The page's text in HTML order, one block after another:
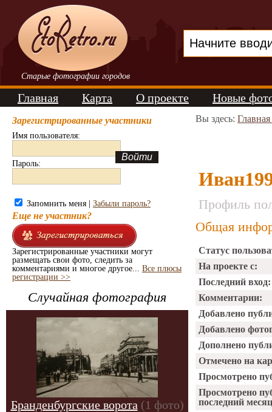
Старые фотографии городов
Главная Карта О проекте Новые
Зарегистрированные участники
Имя пользователя:
Пароль:
Запомнить меня | Забыли пароль?
Еще не участник?
Зарегистрированные участники могут
размещать свои фото, следить за
комментариями и многое другое... Все плюсы
регистрации >>
Случайная фотография
Бранденбургские ворота (1 фото)
Вы здесь:
Профиль
Общая
Статус
На проекте с:
Последний вход:
Комментарии:
Добавлено
Добавлено
Дополнено
Отмечено на
Просмотрено
Просмотрено
последний